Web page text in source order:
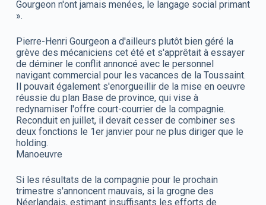
Gourgeon n'ont jamais menées, le langage social primant
».
Pierre-Henri Gourgeon a d'ailleurs plutôt bien géré la
grève des mécaniciens cet été et s'apprêtait à essayer
de déminer le conflit annoncé avec le personnel
navigant commercial pour les vacances de la Toussaint.
Il pouvait également s'enorgueillir de la mise en oeuvre
réussie du plan Base de province, qui vise à
redynamiser l'offre court-courrier de la compagnie.
Reconduit en juillet, il devait cesser de combiner ses
deux fonctions le 1er janvier pour ne plus diriger que le
holding.
Manoeuvre
Si les résultats de la compagnie pour le prochain
trimestre s'annoncent mauvais, si la grogne des
Néerlandais, estimant insuffisants les efforts de